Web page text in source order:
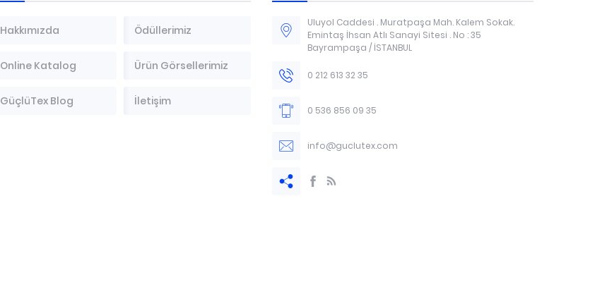
Hakkımızda Ödüllerimiz
Online Katalog Ürün Görsellerimiz
GüçlüTex Blog İletişim
Uluyol Caddesi . Muratpaşa Mah. Kalem Sokak.
Emintaş İhsan Atlı Sanayi Sitesi . No : 35
Bayrampaşa / İSTANBUL
0 212 613 32 35
0 536 856 09 35
info@guclutex.com